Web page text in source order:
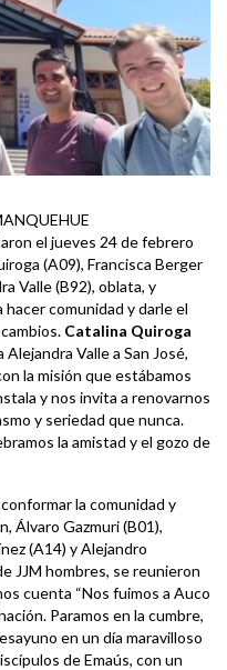
el jueves 24 de febrero
(A09), Francisca Berger
Valle (B92), oblata, y
comunidad y darle el
Catalina Quiroga
Valle a San José,
la misión que estábamos
y nos invita a renovarnos
y seriedad que nunca.
la amistad y el gozo de
la comunidad y
Álvaro Gazmuri (B01),
(A14) y Alejandro
JJM hombres, se reunieron
cuenta “Nos fuimos a Auco
Paramos en la cumbre,
en un día maravilloso
de Emaús, con un